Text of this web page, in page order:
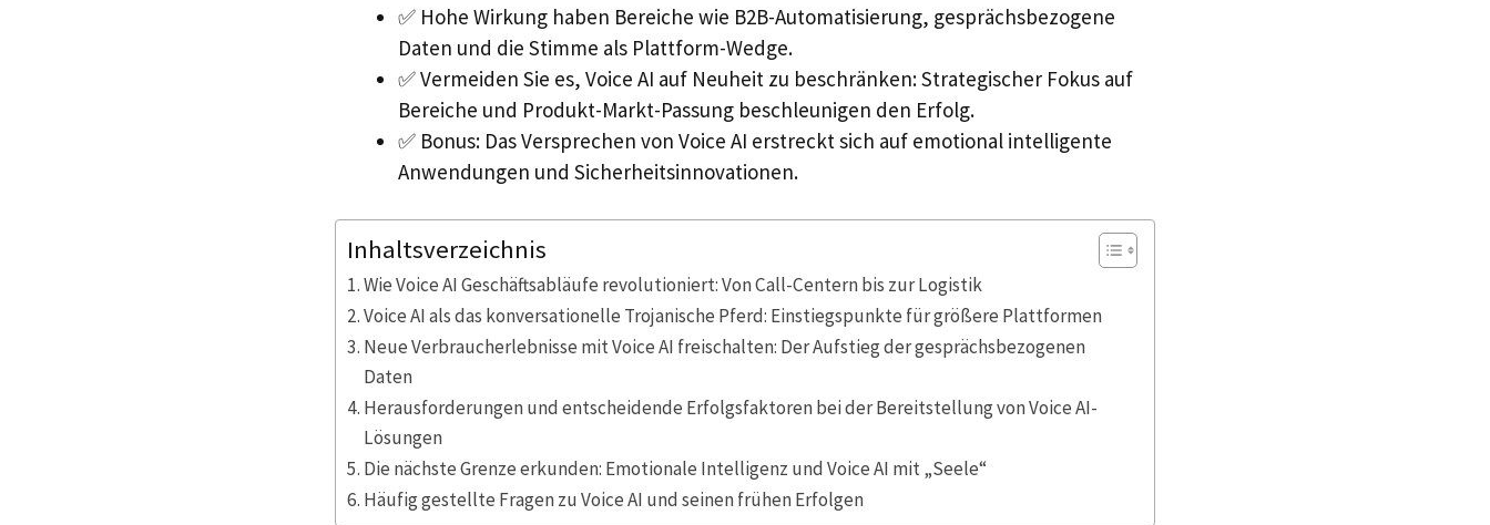
✅ Hohe Wirkung haben Bereiche wie B2B-Automatisierung, gesprächsbezogene
Daten und die Stimme als Plattform-Wedge.
✅ Vermeiden Sie es, Voice AI auf Neuheit zu beschränken: Strategischer Fokus auf
Bereiche und Produkt-Markt-Passung beschleunigen den Erfolg.
✅ Bonus: Das Versprechen von Voice AI erstreckt sich auf emotional intelligente
Anwendungen und Sicherheitsinnovationen.
Inhaltsverzeichnis
Wie Voice AI Geschäftsabläufe revolutioniert: Von Call-Centern bis zur Logistik
Voice AI als das konversationelle Trojanische Pferd: Einstiegspunkte für größere Plattformen
Neue Verbraucherlebnisse mit Voice AI freischalten: Der Aufstieg der gesprächsbezogenen
Daten
Herausforderungen und entscheidende Erfolgsfaktoren bei der Bereitstellung von Voice AI-
Lösungen
Die nächste Grenze erkunden: Emotionale Intelligenz und Voice AI mit „Seele“
Häufig gestellte Fragen zu Voice AI und seinen frühen Erfolgen